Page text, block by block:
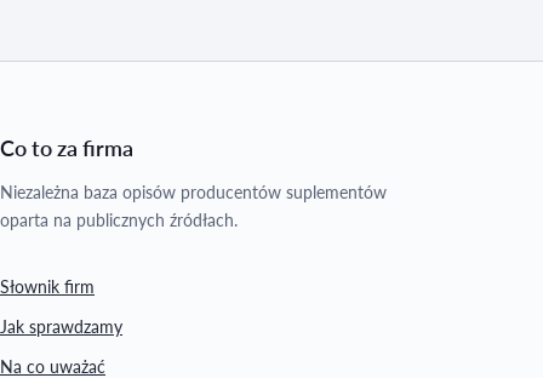
Co to za firma
Niezależna baza opisów producentów suplementów
oparta na publicznych źródłach.
Słownik firm
Jak sprawdzamy
Na co uważać